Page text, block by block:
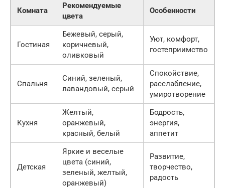
Комната
Рекомендуемые
цвета
Особенности
Гостиная
Бежевый, серый,
коричневый,
оливковый
Уют, комфорт,
гостеприимство
Спальня
Синий, зеленый,
лавандовый, серый
Спокойствие,
расслабление,
умиротворение
Кухня
Желтый,
оранжевый,
красный, белый
Бодрость,
энергия,
аппетит
Детская
Яркие и веселые
цвета (синий,
зеленый, желтый,
оранжевый)
Развитие,
творчество,
радость